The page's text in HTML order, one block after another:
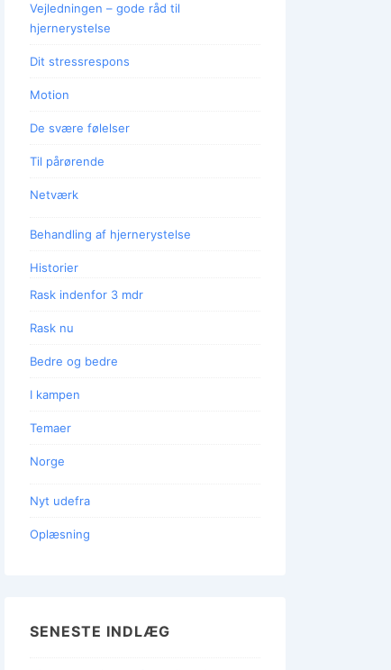
Vejledningen – gode råd til
hjernerystelse
Dit stressrespons
Motion
De svære følelser
Til pårørende
Netværk
Behandling af hjernerystelse
Historier
Rask indenfor 3 mdr
Rask nu
Bedre og bedre
I kampen
Temaer
Norge
Nyt udefra
Oplæsning
SENESTE INDLÆG